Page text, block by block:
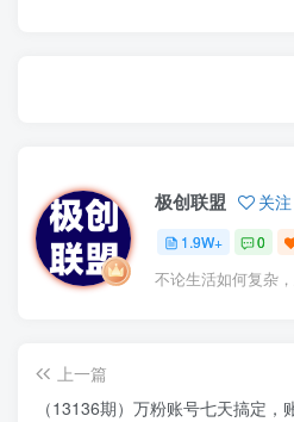
极创联盟 关注
1.9W+ 0
不论生活如何复杂
上一篇
（13136期）万粉账号七天搞定